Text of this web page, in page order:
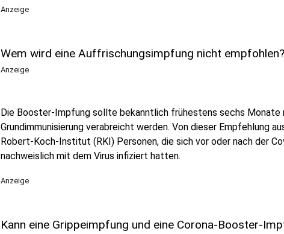
Anzeige
Wem wird eine Auffrischungsimpfung nicht empfohlen?
Anzeige
Die Booster-Impfung sollte bekanntlich frühestens sechs Monate
Grundimmunisierung verabreicht werden. Von dieser Empfehlung
Robert-Koch-Institut (RKI) Personen, die sich vor oder nach der
nachweislich mit dem Virus infiziert hatten.
Anzeige
Kann eine Grippeimpfung und eine Corona-Booster-